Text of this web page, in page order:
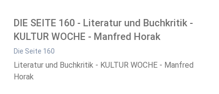
DIE SEITE 160 - Literatur und Buchkritik -
KULTUR WOCHE - Manfred Horak
Die Seite 160
Literatur und Buchkritik - KULTUR WOCHE - Manfred
Horak